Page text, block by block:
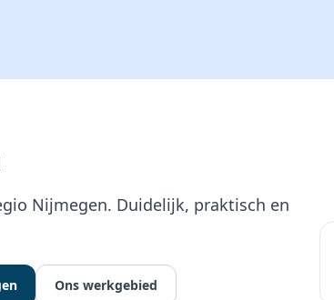
Nijmegen. Duidelijk, praktisch en
Ons werkgebied